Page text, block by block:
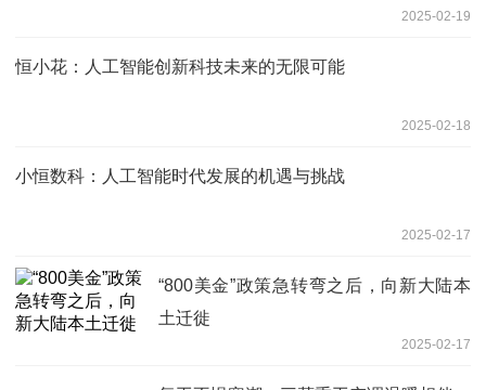
2025-02-19
恒小花：人工智能创新科技未来的无限可能
2025-02-18
小恒数科：人工智能时代发展的机遇与挑战
2025-02-17
“800美金”政策急转弯之后，向新大陆本
土迁徙
2025-02-17